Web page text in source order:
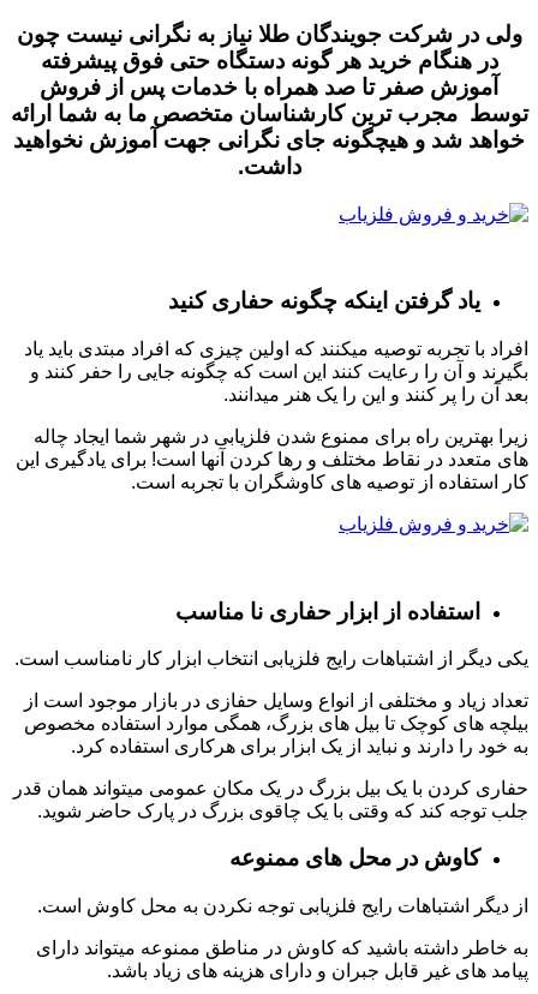
ولی در شرکت جویندگان طلا نیاز به نگرانی نیست چون
در هنگام خرید هر گونه دستگاهحتی فوق پیشرفته
آموزش صفر تا صد همراه با خدمات پس از فروش
توسطمجرب ترین کارشناسان متخصص ما به شما ارائه
خواهد شد و هیچگونه جای نگرانی جهت آموزش نخواهید
داشت.
یاد گرفتن اینکه چگونه حفاری کنید
افراد با تجربه توصیه میکنند که اولین چیزی که افراد مبتدی باید یاد
بگیرند و آن را رعایت کنند این است که چگونه جایی را حفر کنند و
بعد آن را پر کنند و این را یک هنر میدانند.
زیرا بهترین راه برای ممنوع شدن فلزیابی در شهر شما ایجاد چاله
های متعدد در نقاط مختلف و رها کردن آنها است! برای یادگیری این
کار استفاده از توصیه های کاوشگران با تجربه است.
استفاده از ابزار حفاری نا مناسب
یکی دیگر از اشتباهات رایج فلزیابی انتخاب ابزار کار نامناسب است.
تعداد زیاد و مختلفی از انواع وسایل حفازی در بازار موجود است از
بیلچه های کوچک تا بیل های بزرگ، همگی موارد استفاده مخصوص
به خود را دارند و نباید از یک ابزار برای هرکاری استفاده کرد.
حفاری کردن با یک بیل بزرگ در یک مکان عمومی میتواند همان قدر
جلب توجه کند که وقتی با یک چاقوی بزرگ در پارک حاضر شوید.
کاوش در محل های ممنوعه
از دیگر اشتباهات رایج فلزیابی توجه نکردن به محل کاوش است.
به خاطر داشته باشید که کاوش در مناطق ممنوعه میتواند دارای
پیامد های غیر قابل جبران و دارای هزینه های زیاد باشد.